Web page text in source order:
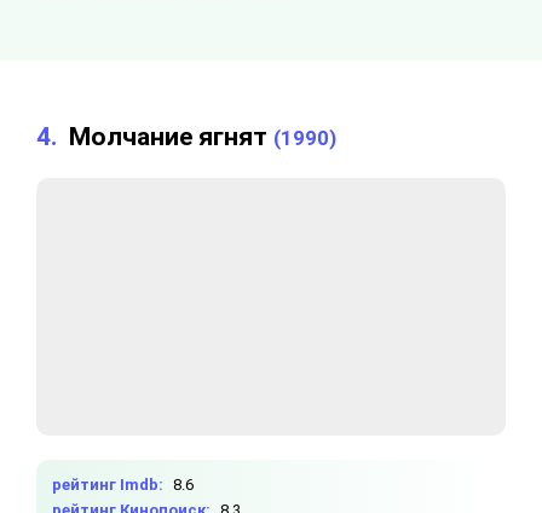
4. Молчание ягнят (1990)
рейтинг Imdb: 8.6